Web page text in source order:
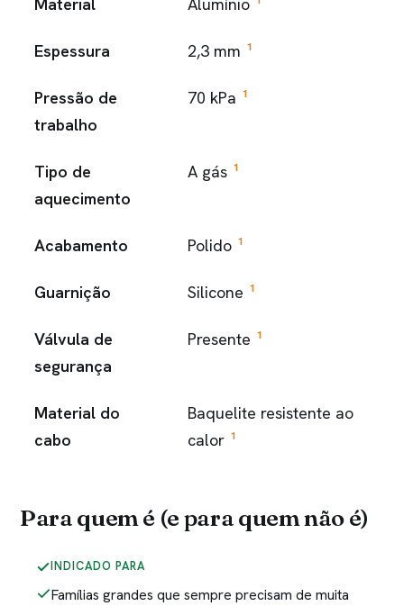
Material Alumínio
Espessura 2,3 mm 1
Pressão de
trabalho
70 kPa 1
Tipo de
aquecimento
A gás 1
Acabamento Polido 1
Guarnição Silicone 1
Válvula de
segurança
Presente 1
Material do
cabo
Baquelite resistente ao
calor 1
Para quem é (e para quem não é)
INDICADO PARA
Famílias grandes que sempre precisam de muita